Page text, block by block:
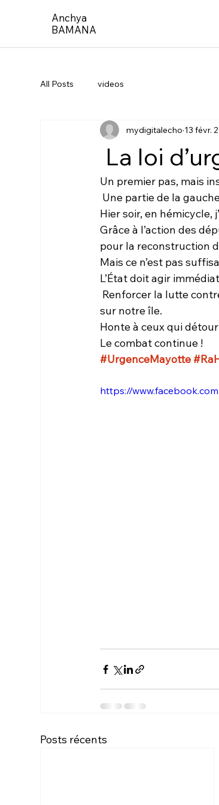
Anchya
BAMANA
All Posts videos
La loi
mydigitalecho 13 févr.
Un premier pas, mais
Une partie de la
Hier soir, en hémicycle,
Grâce à l’action des
pour la reconstruction
Mais ce n’est pas
L’État doit agir
Renforcer la lutte
sur notre île.
Honte à ceux qui
Le combat continue !
#UrgenceMayotte
https://
Posts récents